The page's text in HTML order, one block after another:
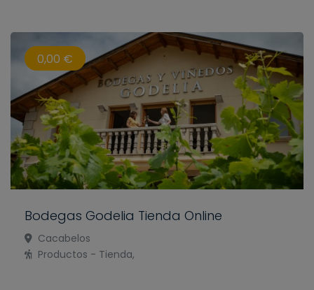
0,00 €
Bodegas Godelia Tienda Online
Cacabelos
Productos - Tienda,